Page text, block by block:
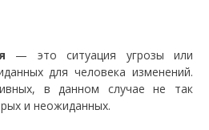
— это ситуация угрозы или
для человека изменений.
в данном случае не так
и неожиданных.